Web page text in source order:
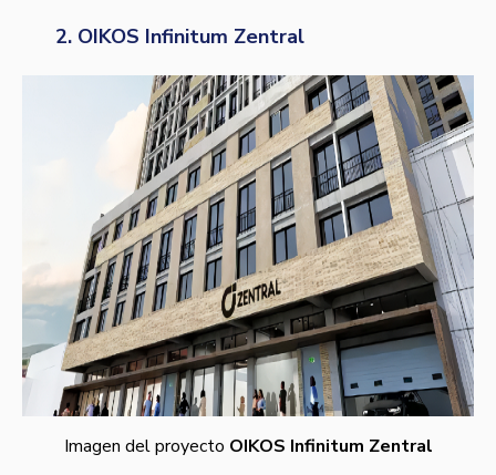
2. OIKOS Infinitum Zentral
Imagen del proyecto OIKOS Infinitum Zentral